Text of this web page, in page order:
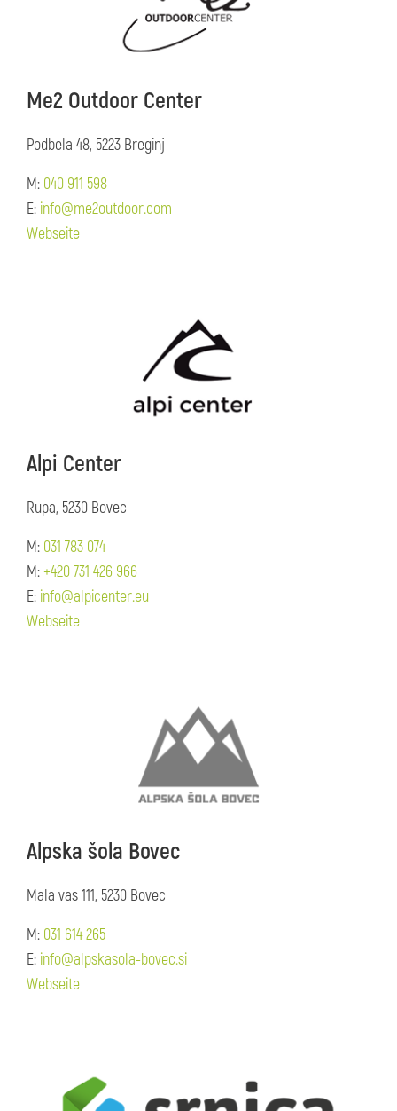
Me2 Outdoor Center
Podbela 48, 5223 Breginj
M: 040 911 598
E: info@me2outdoor.com
Webseite
Alpi Center
Rupa, 5230 Bovec
M: 031 783 074
M:+420 731 426 966
E: info@alpicenter.eu
Webseite
Alpska šola Bovec
Mala vas 111, 5230 Bovec
M: 031 614 265
E: info@alpskasola-bovec.si
Webseite